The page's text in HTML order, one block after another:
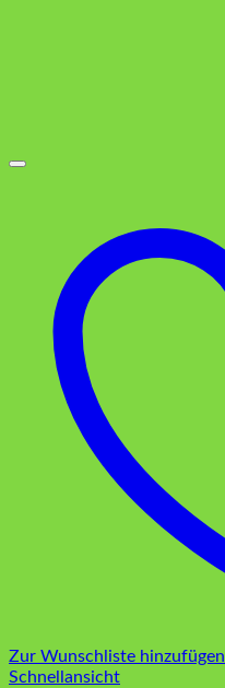
Zur Wunschliste hinzufügen
Schnellansicht